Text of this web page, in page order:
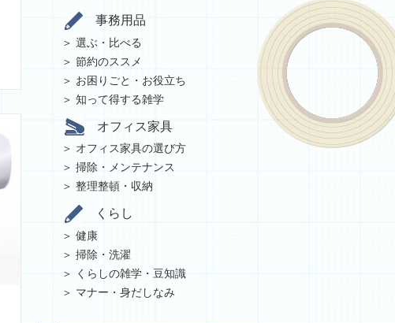
事務用品
選ぶ・比べる
節約のススメ
お困りごと・お役立ち
知って得する雑学
オフィス家具
オフィス家具の選び方
掃除・メンテナンス
整理整頓・収納
くらし
健康
掃除・洗濯
くらしの雑学・豆知識
マナー・身だしなみ